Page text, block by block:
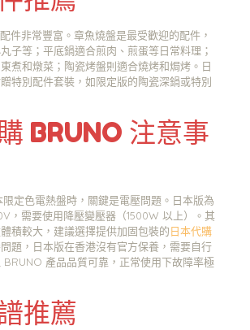
件非常豐富。章魚燒盤是最受歡迎的配件，
子等；平底鍋適合煎肉、煎蛋等日常料理；
煮和燉菜；陶瓷烤盤則適合燒烤和焗烤。日
特別配件套裝，如限定版的陶瓷深鍋或特別
BRUNO 注意事
定色電熱盤時，關鍵是電壓問題。日本版為
，需要使用降壓變壓器（1500W 以上）。其
積較大，建議選擇提供加固包裝的日本代購
題，日本版在香港沒有官方保養，需要自行
BRUNO 產品品質可靠，正常使用下故障率極
推薦